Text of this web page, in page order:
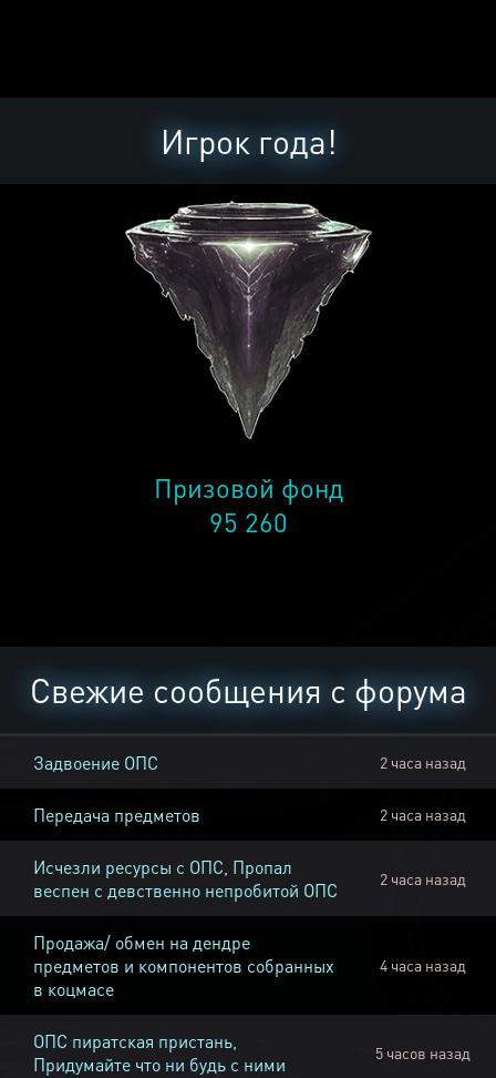
Игрок года!
Призовой фонд
95 260
Свежие сообщения с форума
Задвоение ОПС 2 часа назад
Передача предметов 2 часа назад
Исчезли ресурсы с ОПС, Пропал
веспен с девственно непробитой ОПС
2 часа назад
Продажа/ обмен на дендре
предметов и компонентов собранных
в коцмасе
4 часа назад
ОПС пиратская пристань,
Придумайте что ни будь с ними
5 часов назад